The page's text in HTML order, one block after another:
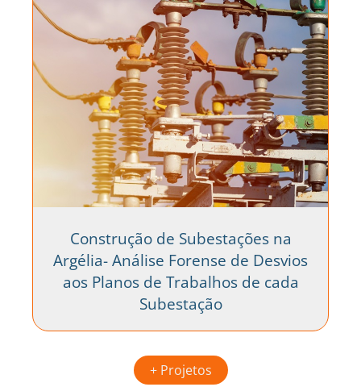
Construção de Subestações na
Argélia- Análise Forense de Desvios
aos Planos de Trabalhos de cada
Subestação
+ Projetos